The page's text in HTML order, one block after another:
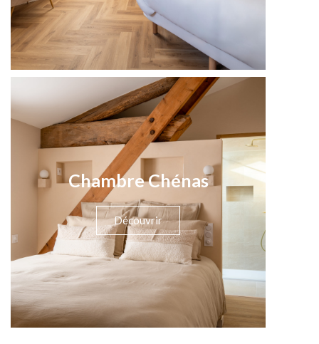
Chambre Chénas
Découvrir